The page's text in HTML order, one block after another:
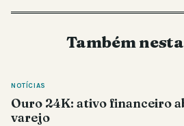
Também
NOTÍCIAS
Ouro 24K: ativo financeiro
varejo